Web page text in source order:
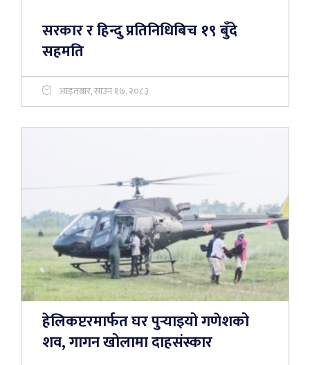
सरकार र हिन्दु प्रतिनिधिबिच १९ बुँदे
सहमति
आइतबार, साउन १७, २०८३
हेलिकप्टरमार्फत घर पुर्‍याइयो गणेशको
शव, गागन खोलामा दाहसंस्कार